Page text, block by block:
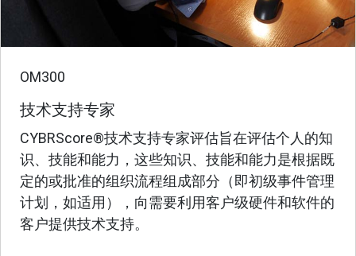
OM300
技术支持专家
CYBRScore®技术支持专家评估旨在评估个人的知
识、技能和能力，这些知识、技能和能力是根据既
定的或批准的组织流程组成部分（即初级事件管理
计划，如适用），向需要利用客户级硬件和软件的
客户提供技术支持。